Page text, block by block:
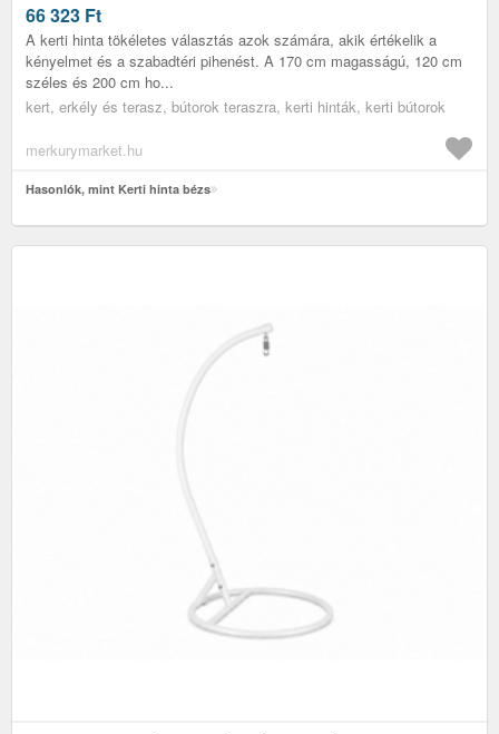
66 323 Ft
A kerti hinta tökéletes választás azok számára, akik értékelik a
kényelmet és a szabadtéri pihenést. A 170 cm magasságú, 120 cm
széles és 200 cm ho...
kert, erkély és terasz, bútorok teraszra, kerti hinták, kerti bútorok
merkurymarket.hu
Hasonlók, mint Kerti hinta bézs